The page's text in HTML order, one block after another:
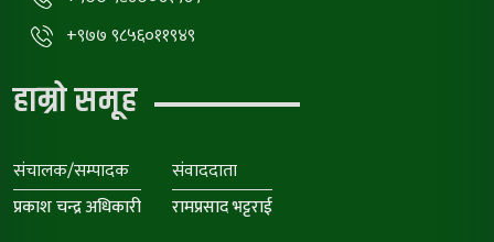
+९७७ ९८५६०११९४९
हाम्रो समूह
संचालक/सम्पादक
प्रकाश चन्द्र अधिकारी
संवाददाता
रामप्रसाद भट्टराई